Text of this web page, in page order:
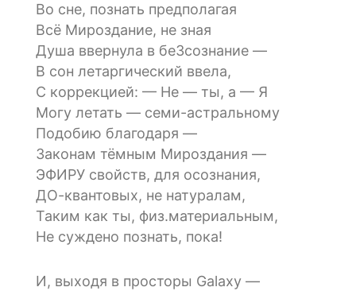
Во сне, познать предполагая
Всё Мироздание, не зная
Душа ввернула в беЗсознание —
В сон летаргический ввела,
С коррекцией: — Не — ты, а — Я
Могу летать — семи-астральному
Подобию благодаря —
Законам тёмным Мироздания —
ЭФИРУ свойств, для осознания,
ДО-квантовых, не натуралам,
Таким как ты, физ.материальным,
Не суждено познать, пока!
И, выходя в просторы Galaxy —